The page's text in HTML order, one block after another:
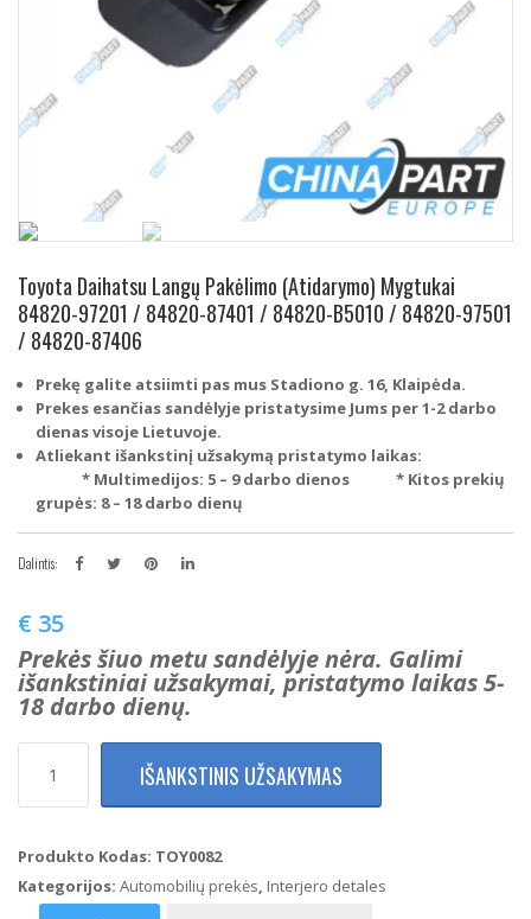
Toyota Daihatsu Langų Pakėlimo (Atidarymo) Mygtukai
84820-97201 / 84820-87401 / 84820-B5010 / 84820-97501
/ 84820-87406
Prekę galite atsiimti pas mus Stadiono g. 16, Klaipėda.
Prekes esančias sandėlyje pristatysime Jums per 1-2 darbo
dienas visoje Lietuvoje.
Atliekant išankstinį užsakymą pristatymo laikas:
* Multimedijos: 5 – 9 darbo dienos * Kitos prekių
grupės: 8 – 18 darbo dienų
Dalintis:
€ 35
Prekės šiuo metu sandėlyje nėra. Galimi
išankstiniai užsakymai, pristatymo laikas 5-
18 darbo dienų.
kiekis:
Langų
(Atidarymo)
IŠANKSTINIS UŽSAKYMAS
Produkto Kodas: TOY0082
Kategorijos: Automobilių prekės, Interjero detales